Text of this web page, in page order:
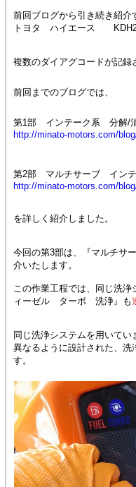
前回ブログから引き続き紹介
トヨタ ハイエース
複数のダイアグコードが記録
前回までのブログでは、
第1部 インテーク系 分解/
http://minato-motors.com/
第2部 マルチサーブ イン
http://minato-motors.com/
を詳しく紹介しました。
今回の第3部は、『マルチサ
介いたします。
この作業工程では、同じ洗
ィーゼル ターボ 洗浄』も
同じ洗浄システムを用いて
異なるように設計された、洗
す。